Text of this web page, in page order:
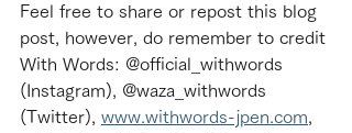
Feel free to share or repost this blog
post, however, do remember to credit
With Words: @official_withwords
(Instagram), @waza_withwords
(Twitter), www.withwords-jpen.com